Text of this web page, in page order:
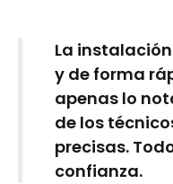
La
y de forma
apenas lo
de los
precisas.
confianza.